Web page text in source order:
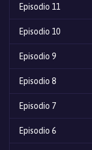
Episodio 11
Episodio 10
Episodio 9
Episodio 8
Episodio 7
Episodio 6